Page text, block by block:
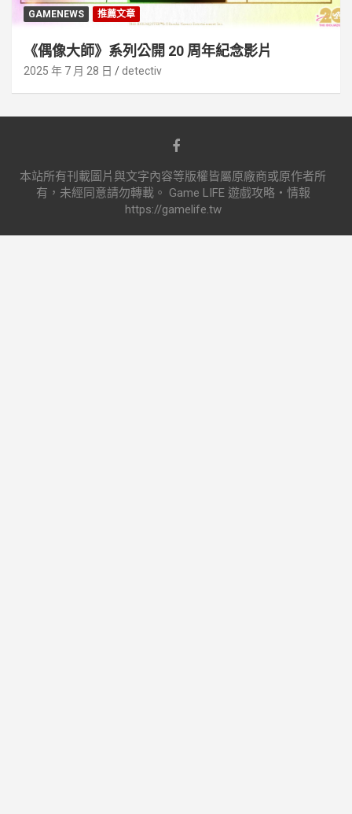
GAMENEWS 推薦文章
《偶像大師》系列公開 20 周年紀念影片
2025 年 7 月 28 日 detectiv
本站所有刊載圖片與文字內容等版權皆屬原廠商或原作者所
有，未經同意請勿轉載。 Game LIFE 遊戲攻略‧情報
https://gamelife.tw